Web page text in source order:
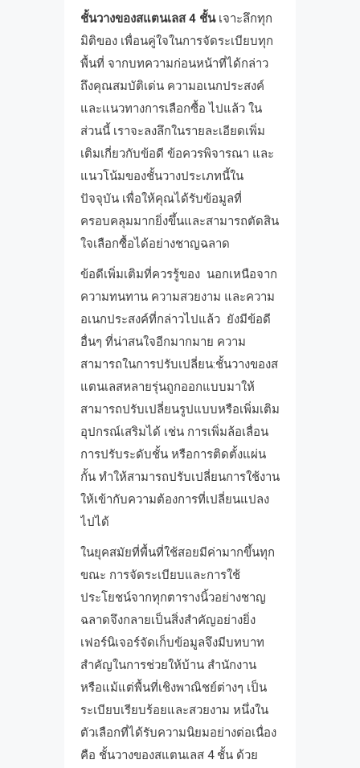
ชั้นวางของสแตนเลส 4 ชั้นเจาะลึกทุก
มิติของ เพื่อนคู่ใจในการจัดระเบียบทุก
พื้นที่ จากบทความก่อนหน้าที่ได้กล่าว
ถึงคุณสมบัติเด่น ความอเนกประสงค์
และแนวทางการเลือกซื้อ ไปแล้ว ใน
ส่วนนี้ เราจะลงลึกในรายละเอียดเพิ่ม
เติมเกี่ยวกับข้อดี ข้อควรพิจารณา และ
แนวโน้มของชั้นวางประเภทนี้ใน
ปัจจุบัน เพื่อให้คุณได้รับข้อมูลที่
ครอบคลุมมากยิ่งขึ้นและสามารถตัดสิน
ใจเลือกซื้อได้อย่างชาญฉลาด
ข้อดีเพิ่มเติมที่ควรรู้ของ นอกเหนือจาก
ความทนทาน ความสวยงาม และความ
อเนกประสงค์ที่กล่าวไปแล้ว ยังมีข้อดี
อื่นๆ ที่น่าสนใจอีกมากมาย ความ
สามารถในการปรับเปลี่ยน:ชั้นวางของส
แตนเลสหลายรุ่นถูกออกแบบมาให้
สามารถปรับเปลี่ยนรูปแบบหรือเพิ่มเติม
อุปกรณ์เสริมได้ เช่น การเพิ่มล้อเลื่อน
การปรับระดับชั้น หรือการติดตั้งแผ่น
กั้น ทำให้สามารถปรับเปลี่ยนการใช้งาน
ให้เข้ากับความต้องการที่เปลี่ยนแปลง
ไปได้
ในยุคสมัยที่พื้นที่ใช้สอยมีค่ามากขึ้นทุก
ขณะ การจัดระเบียบและการใช้
ประโยชน์จากทุกตารางนิ้วอย่างชาญ
ฉลาดจึงกลายเป็นสิ่งสำคัญอย่างยิ่ง
เฟอร์นิเจอร์จัดเก็บข้อมูลจึงมีบทบาท
สำคัญในการช่วยให้บ้าน สำนักงาน
หรือแม้แต่พื้นที่เชิงพาณิชย์ต่างๆ เป็น
ระเบียบเรียบร้อยและสวยงาม หนึ่งใน
ตัวเลือกที่ได้รับความนิยมอย่างต่อเนื่อง
คือ ชั้นวางของสแตนเลส 4 ชั้น ด้วย